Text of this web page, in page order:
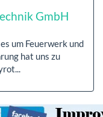
GmbH
um Feuerwerk und
hat uns zu